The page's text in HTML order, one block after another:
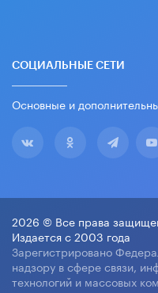
СОЦИАЛЬНЫЕ СЕТИ
Основные и
2026 © Все права
Издается с 2003 года
Зарегистрировано
надзору в сфере связи,
технологий и массовых